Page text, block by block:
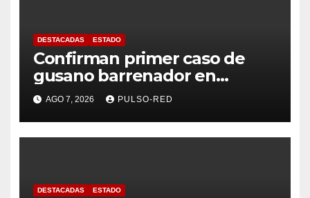
DESTACADAS ESTADO
Confirman primer caso de
gusano barrenador en
humano en Tlaxcala
AGO 7, 2026 PULSO-RED
DESTACADAS ESTADO